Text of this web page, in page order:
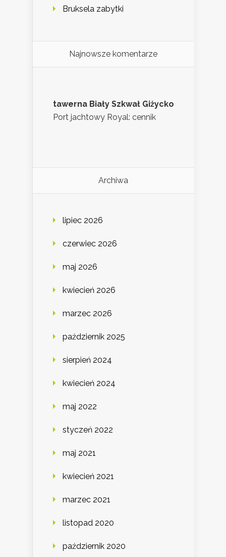
Bruksela zabytki
Najnowsze komentarze
tawerna Biały Szkwał Giżycko
Port jachtowy Royal: cennik
Archiwa
lipiec 2026
czerwiec 2026
maj 2026
kwiecień 2026
marzec 2026
październik 2025
sierpień 2024
kwiecień 2024
maj 2022
styczeń 2022
maj 2021
kwiecień 2021
marzec 2021
listopad 2020
październik 2020